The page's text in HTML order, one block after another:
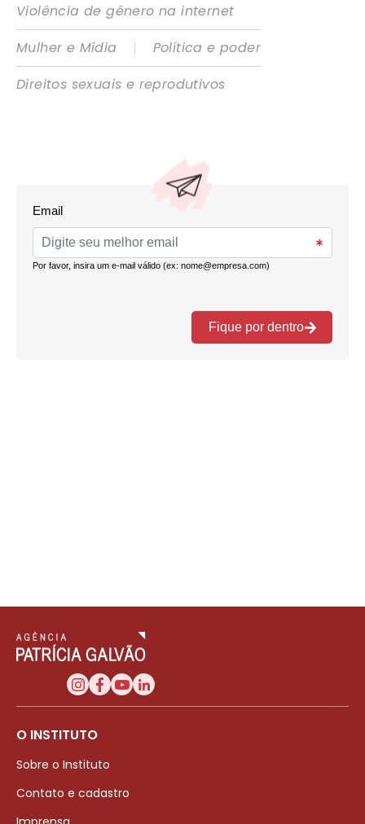
Violência de gênero na internet
Mulher e Mídia
|
Política e poder
Direitos sexuais e reprodutivos
O INSTITUTO
Sobre o Instituto
Contato e cadastro